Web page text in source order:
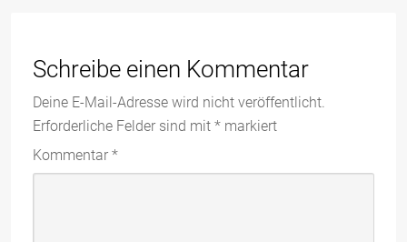
Schreibe einen Kommentar
Deine E-Mail-Adresse wird nicht veröffentlicht.
Erforderliche Felder sind mit * markiert
Kommentar *